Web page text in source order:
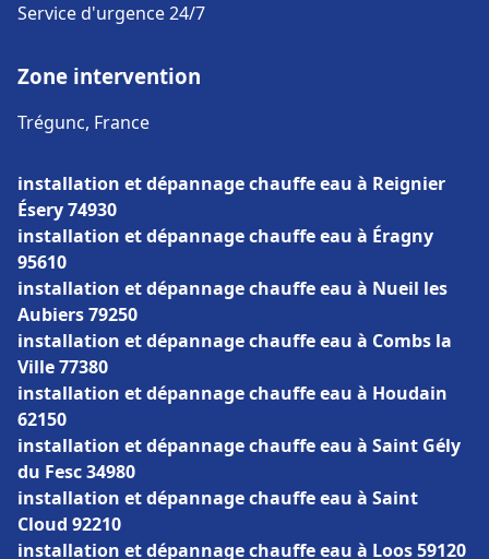
Service d'urgence 24/7
Zone intervention
Trégunc, France
installation et dépannage chauffe eau à Reignier
Ésery 74930
installation et dépannage chauffe eau à Éragny
95610
installation et dépannage chauffe eau à Nueil les
Aubiers 79250
installation et dépannage chauffe eau à Combs la
Ville 77380
installation et dépannage chauffe eau à Houdain
62150
installation et dépannage chauffe eau à Saint Gély
du Fesc 34980
installation et dépannage chauffe eau à Saint
Cloud 92210
installation et dépannage chauffe eau à Loos 59120